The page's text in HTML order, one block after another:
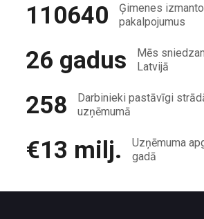
110640
Ģimenes
pakalpojumus
26 gadus
Mēs
Latvijā
258
Darbinieki pastāvīgi
uzņēmumā
€13 milj.
Uzņēmuma
gadā